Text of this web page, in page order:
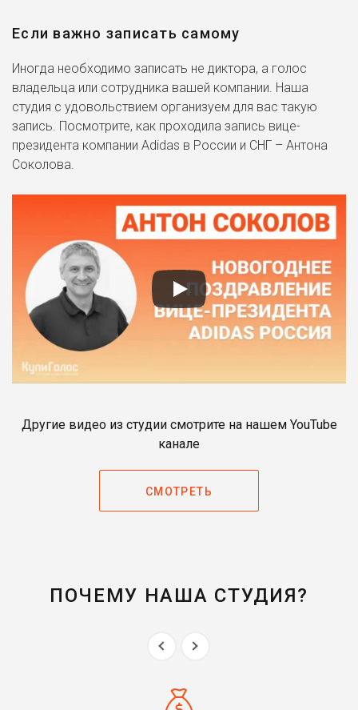
Если важно записать самому
Иногда необходимо записать не диктора, а голос
владельца или сотрудника вашей компании. Наша
студия с удовольствием организуем для вас такую
запись. Посмотрите, как проходила запись вице-
президента компании Adidas в России и СНГ – Антона
Соколова.
Другие видео из студии смотрите на нашем YouTube
канале
СМОТРЕТЬ
ПОЧЕМУ НАША СТУДИЯ?